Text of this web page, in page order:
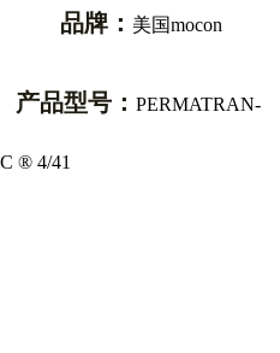
品牌： 美国mocon
产品型号： PERMATRAN-
C ® 4/41